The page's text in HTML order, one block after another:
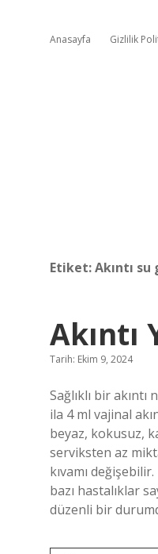
Anasayfa Gizlilik
Etiket:Akıntı
Tarih: Ekim 9, 2024
Sağlıklı bir
ila 4 ml vajinal
beyaz, kokusuz,
serviksten az
kıvamı
bazı hastalıklar
düzenli bir